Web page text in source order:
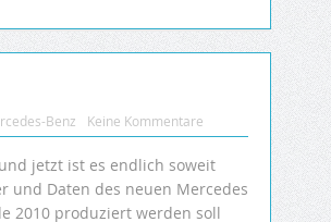
Benz Keine Kommentare
jetzt ist es endlich soweit
und Daten des neuen Mercedes
2010 produziert werden soll